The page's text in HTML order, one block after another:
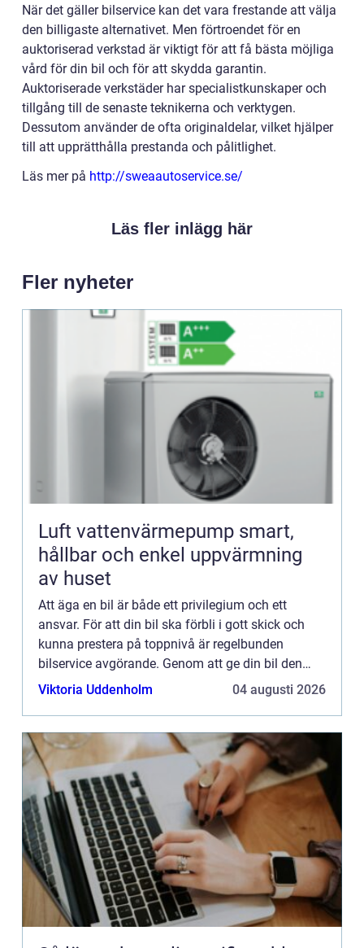
När det gäller bilservice kan det vara frestande att välja
den billigaste alternativet. Men förtroendet för en
auktoriserad verkstad är viktigt för att få bästa möjliga
vård för din bil och för att skydda garantin.
Auktoriserade verkstäder har specialistkunskaper och
tillgång till de senaste teknikerna och verktygen.
Dessutom använder de ofta originaldelar, vilket hjälper
till att upprätthålla prestanda och pålitlighet.
Läs mer på http://sweaautoservice.se/
Läs fler inlägg här
Fler nyheter
Luft vattenvärmepump smart,
hållbar och enkel uppvärmning
av huset
Att äga en bil är både ett privilegium och ett
ansvar. För att din bil ska förbli i gott skick och
kunna prestera på toppnivå är regelbunden
bilservice avgörande. Genom att ge din bil den
uppmärksamhet den förtjänar kan du förlänga
Viktoria Uddenholm 04 augusti 2026